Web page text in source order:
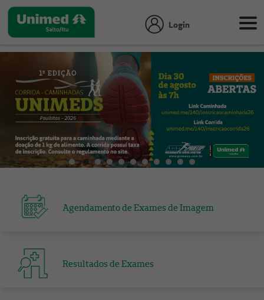
Login
Agendamento de Exames de Imagem
Resultados de Exames